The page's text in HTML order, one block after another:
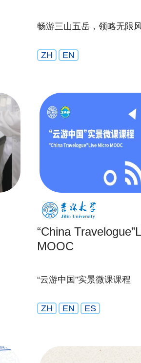
畅游三山五岳，领略无限
ZH EN
“China
MOOC
“云游中国”实景微课课程
ZH EN ES